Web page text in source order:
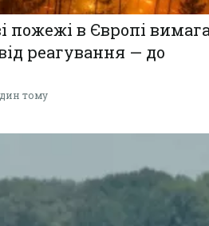
пожежі в Європі
реагування — до
тому